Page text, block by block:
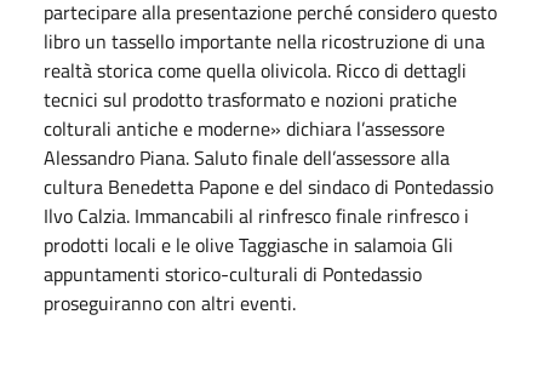
partecipare alla presentazione perché considero questo
libro un tassello importante nella ricostruzione di una
realtà storica come quella olivicola. Ricco di dettagli
tecnici sul prodotto trasformato e nozioni pratiche
colturali antiche e moderne» dichiara l’assessore
Alessandro Piana. Saluto finale dell’assessore alla
cultura Benedetta Papone e del sindaco di Pontedassio
Ilvo Calzia. Immancabili al rinfresco finale rinfresco i
prodotti locali e le olive Taggiasche in salamoia Gli
appuntamenti storico-culturali di Pontedassio
proseguiranno con altri eventi.